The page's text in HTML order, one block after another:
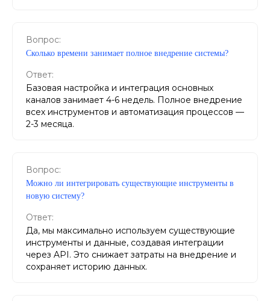
Вопрос:
Сколько времени занимает полное внедрение системы?
Ответ:
Базовая настройка и интеграция основных
каналов занимает 4-6 недель. Полное внедрение
всех инструментов и автоматизация процессов —
2-3 месяца.
Вопрос:
Можно ли интегрировать существующие инструменты в
новую систему?
Ответ:
Да, мы максимально используем существующие
инструменты и данные, создавая интеграции
через API. Это снижает затраты на внедрение и
сохраняет историю данных.